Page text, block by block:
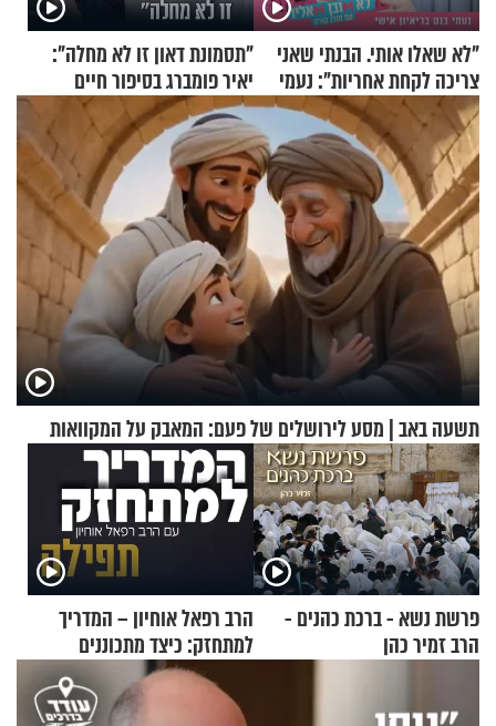
"לא שאלו אותי. הבנתי שאני
צריכה לקחת אחריות": נעמי
בנט בריאיון אישי
"תסמונת דאון זו לא מחלה":
יאיר פומברג בסיפור חיים
מעורר השראה
תשעה באב | מסע לירושלים של פעם: המאבק על המקוואות
פרשת נשא - ברכת כהנים -
הרב זמיר כהן
הרב רפאל אוחיון – המדריך
למתחזק: כיצד מתכוננים
לתפילה?